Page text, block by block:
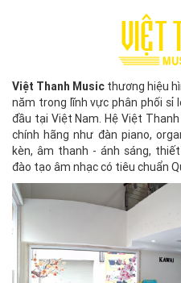
Việt Thanh Music thương hiệu
năm trong lĩnh vực phân phối sỉ
đầu tại Việt Nam. Hệ Việt
chính hãng như đàn piano,
kèn, âm thanh - ánh sáng,
đào tạo âm nhạc có tiêu chuẩn